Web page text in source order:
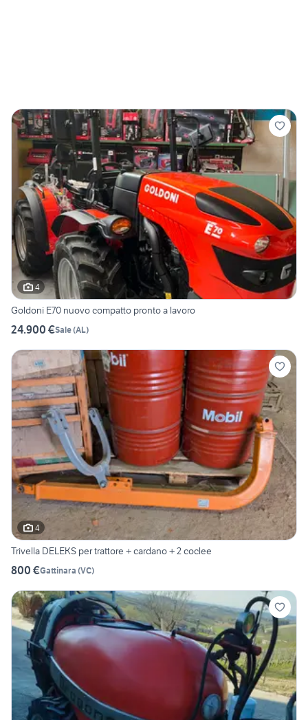
4
Goldoni E70 nuovo compatto pronto a lavoro
24.900 €Sale(AL)
4
Trivella DELEKS per trattore + cardano + 2 coclee
800 €Gattinara (VC)